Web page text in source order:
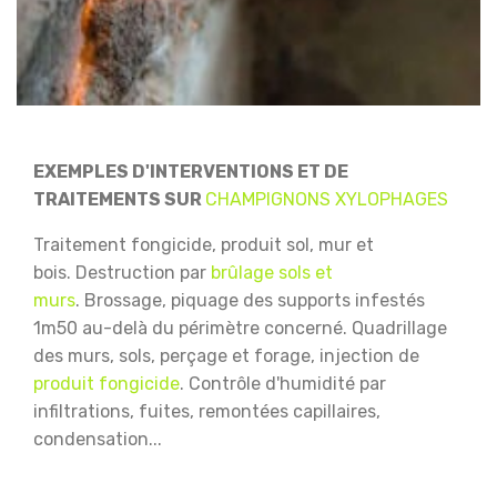
EXEMPLES D'INTERVENTIONS ET DE
TRAITEMENTS SUR CHAMPIGNONS XYLOPHAGES
Traitement fongicide, produit sol, mur et
bois. Destruction par brûlage sols et
murs. Brossage, piquage des supports infestés
1m50 au-delà du périmètre concerné. Quadrillage
des murs, sols, perçage et forage, injection de
produit fongicide. Contrôle d'humidité par
infiltrations, fuites, remontées capillaires,
condensation...